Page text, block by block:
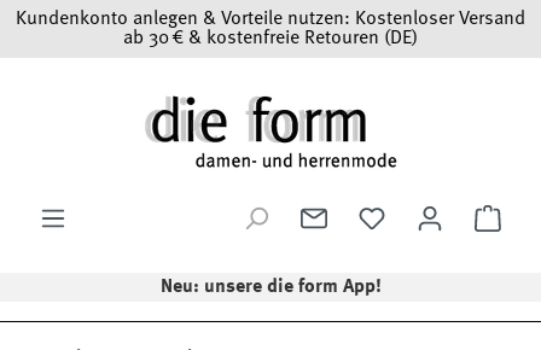
Zum Hauptinhalt springen
Kundenkonto anlegen & Vorteile nutzen: Kostenloser Versand
ab 30 € & kostenfreie Retouren (DE)
Neu: unsere die form App!